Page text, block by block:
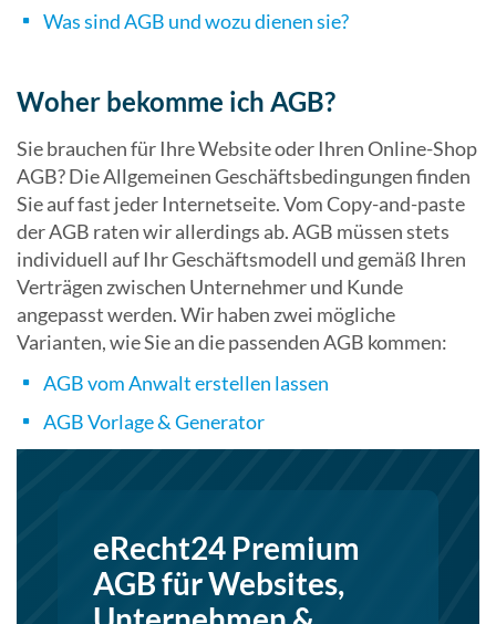
Was sind AGB und wozu dienen sie?
Woher bekomme ich AGB?
Sie brauchen für Ihre Website oder Ihren Online-Shop
AGB? Die Allgemeinen Geschäftsbedingungen finden
Sie auf fast jeder Internetseite. Vom Copy-and-paste
der AGB raten wir allerdings ab. AGB müssen stets
individuell auf Ihr Geschäftsmodell und gemäß Ihren
Verträgen zwischen Unternehmer und Kunde
angepasst werden. Wir haben zwei mögliche
Varianten, wie Sie an die passenden AGB kommen:
AGB vom Anwalt erstellen lassen
AGB Vorlage & Generator
eRecht24 Premium
AGB für Websites,